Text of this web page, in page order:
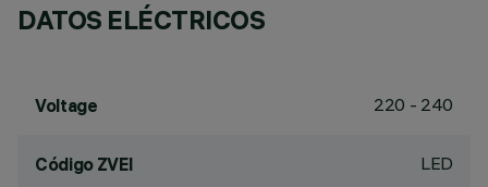
DATOS ELÉCTRICOS
Voltage 220 - 240
Código ZVEI LED